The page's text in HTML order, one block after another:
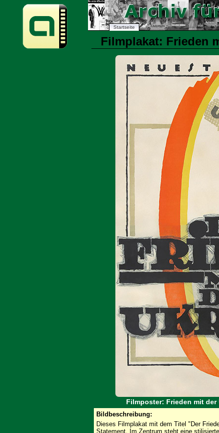
Startseite
Filmplakat: Frieden
Filmposter: Frieden mit der
Bildbeschreibung:
Dieses Filmplakat mit dem Titel "Der
Statement. Im Zentrum steht eine